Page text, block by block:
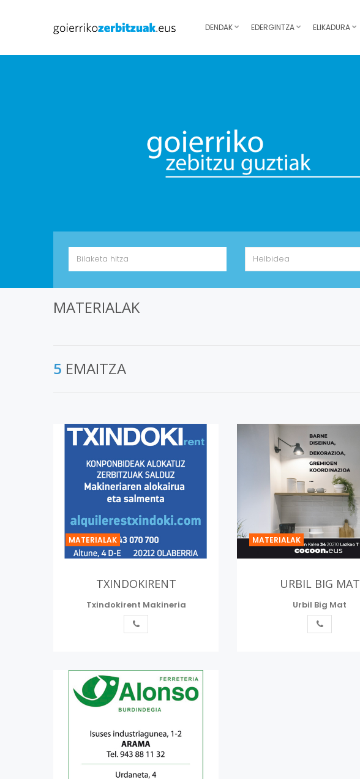
DENDAK EDERGINTZA ELIKADURA
MATERIALAK
5 EMAITZA
MATERIALAK
TXINDOKIRENT
Txindokirent Makineria
MATERIALAK
URBIL BIG MAT
Urbil Big Mat